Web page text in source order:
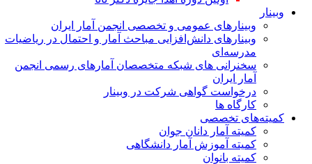
وبینار
وبینارهای عمومی و تخصصی انجمن آمار ایران
وبینارهای دانش‌افزایی مباحث آمار و احتمال در ریاضیات
مدرسه‌ای
سخنرانی های شبکه متخصصان آمارهای رسمی انجمن
آمار ایران
درخواست گواهی شرکت در وبینار
کارگاه ها
کمیته‌های تخصصی
کمیته آمار دانان جوان
کمیته آموزش آمار دانشگاهی
کمیته بانوان